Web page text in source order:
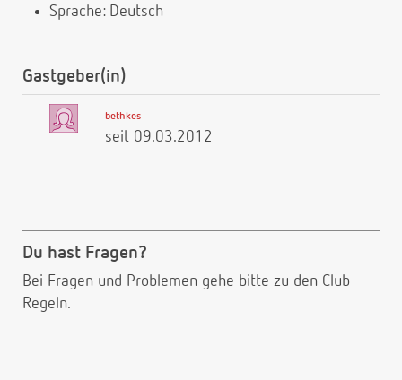
Sprache: Deutsch
Gastgeber(in)
bethkes
seit 09.03.2012
Du hast Fragen?
Bei Fragen und Problemen gehe bitte zu den Club-
Regeln.